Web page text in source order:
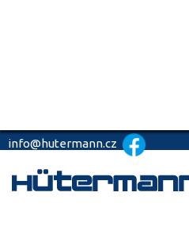
info@hutermann.cz